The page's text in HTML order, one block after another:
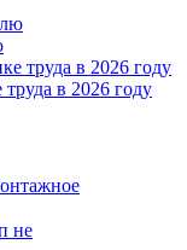
в 2026 году
не